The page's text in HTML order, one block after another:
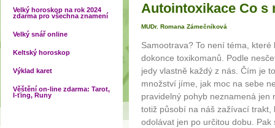
Velký horoskop na rok 2024
zdarma pro všechna znamení
Velký snář online
Keltský horoskop
Výklad karet
Věštění on-line zdarma: Tarot,
I-ťing, Runy
Autointoxikace Co s
MUDr. Romana Zámečníková
Samootrava? To není téma,
dokonce toxikomanů. Podle
jedy vlastně každý z nás. Čím je
množství jíme, jak moc na sebe
pravidelný pohyb neznamená jen
totiž působí na náš zažívací
odolávat jen po určitou dobu.